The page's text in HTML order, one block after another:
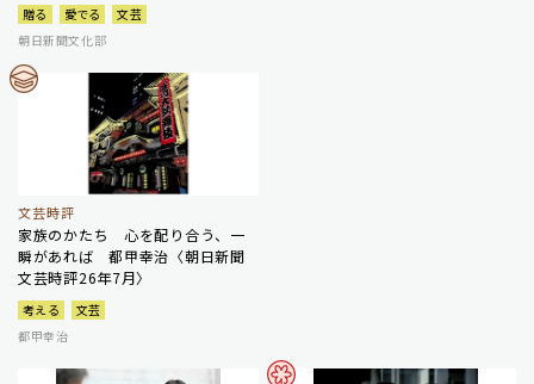
贈る 愛でる
文芸
朝日新聞文化部
文芸時評
家族のかたち 心を配り合う、一
瞬があれば 都甲幸治〈朝日新聞
文芸時評26年7月〉
考える
文芸
都甲幸治